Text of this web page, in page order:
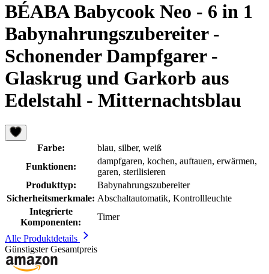
BÉABA Babycook Neo - 6 in 1
Babynahrungszubereiter -
Schonender Dampfgarer -
Glaskrug und Garkorb aus
Edelstahl - Mitternachtsblau
Farbe:
blau, silber, weiß
Funktionen:
dampfgaren, kochen, auftauen, erwärmen,
garen, sterilisieren
Produkttyp:
Babynahrungszubereiter
Sicherheitsmerkmale: Abschaltautomatik, Kontrollleuchte
Integrierte
Komponenten:
Timer
Alle Produktdetails
Günstigster Gesamtpreis